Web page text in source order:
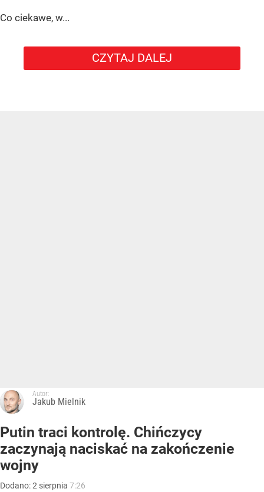
Co ciekawe, w...
CZYTAJ DALEJ
Autor:
Jakub Mielnik
Putin traci kontrolę. Chińczycy
zaczynają naciskać na zakończenie
wojny
Dodano:2 sierpnia 7:26